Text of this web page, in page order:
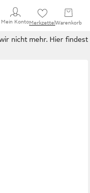
Mein KontoMerkzettel Warenkorb
nicht mehr. Hier findest